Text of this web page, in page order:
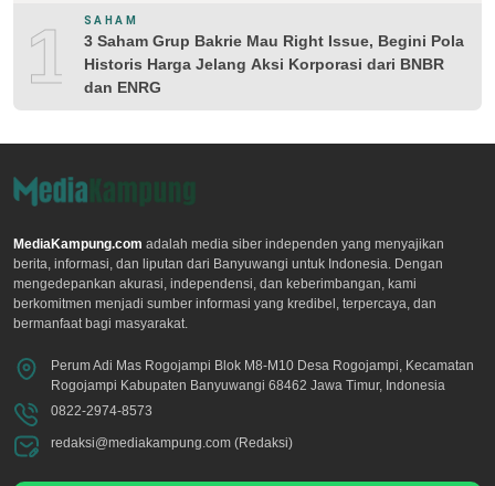
10
SAHAM
3 Saham Grup Bakrie Mau Right Issue, Begini Pola
Historis Harga Jelang Aksi Korporasi dari BNBR
dan ENRG
MediaKampung.com adalah media siber independen yang menyajikan
berita, informasi, dan liputan dari Banyuwangi untuk Indonesia. Dengan
mengedepankan akurasi, independensi, dan keberimbangan, kami
berkomitmen menjadi sumber informasi yang kredibel, terpercaya, dan
bermanfaat bagi masyarakat.
Perum Adi Mas Rogojampi Blok M8-M10 Desa Rogojampi, Kecamatan
Rogojampi Kabupaten Banyuwangi 68462 Jawa Timur, Indonesia
0822-2974-8573
redaksi@mediakampung.com (Redaksi)